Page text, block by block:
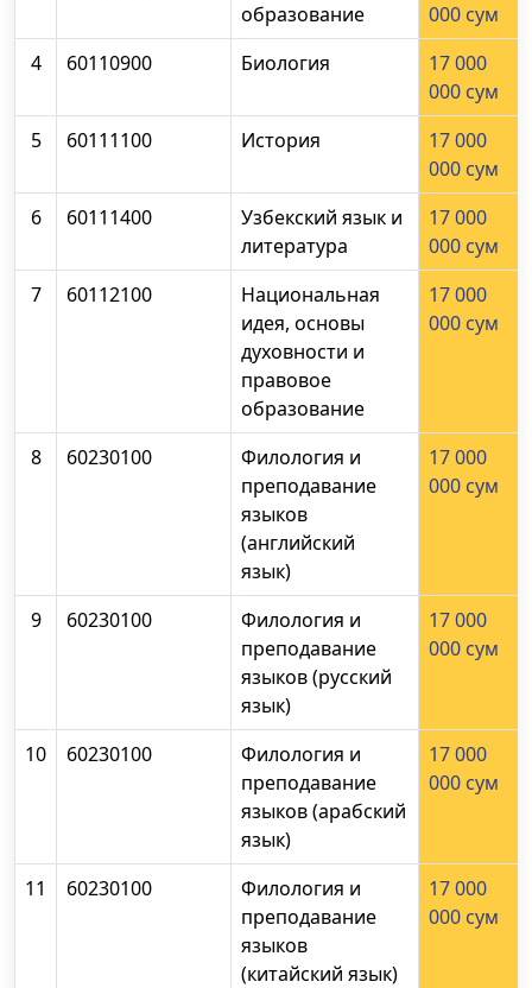
образование
000 сум
4
60110900 Биология
17 000
000 сум
5
60111100 История
17 000
000 сум
6
60111400
Узбекский язык и
литература
17 000
000 сум
7
60112100
Национальная
идея, основы
духовности и
правовое
образование
17 000
000 сум
8 60230100
Филология и
преподавание
языков
(английский
язык)
17 000
000 сум
9 60230100
Филология и
преподавание
языков (русский
язык)
17 000
000 сум
10 60230100
Филология и
преподавание
языков (арабский
язык)
17 000
000 сум
11 60230100
Филология и
преподавание
языков
(китайский язык)
17 000
000 сум